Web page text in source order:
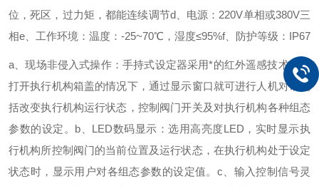
位，死区，过力矩，都能连续调节d、电源：220V单相或380V三
相e、工作环境：温度：-25~70℃，湿度≤95%f、防护等级：IP67
a、现场非侵入式操作：手持式设定器采用*的红外遥感技术无需
打开执行机构箱盖的情况下，通过显示窗口就可进行人机对话包
括改变执行机构运行状态，控制阀门开关及对执行机构各种组态
参数的设定。 b、LED数码显示：选用高亮度LED，实时显示执
行机构所控制阀门的当前位置及运行状态，在执行机构处于设定
状态时，显示用户对各组态参数的设定值。 c、输入控制信号灵